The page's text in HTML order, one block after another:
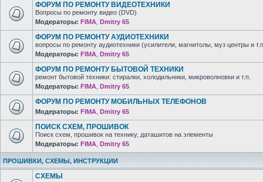
ФОРУМ ПО РЕМОНТУ ВИДЕОТЕХНИКИ
Вопросы по ремонту видео (DVD)
Модераторы: FIMA Dmitry 65
ФОРУМ ПО РЕМОНТУ АУДИОТЕХНИКИ
вопросы по ремонту аудиотехники (усилители, магнитолы, муз центры и
Модераторы: FIMA Dmitry 65
ФОРУМ ПО РЕМОНТУ БЫТОВОЙ ТЕХНИКИ
ремонт бытовой техники: стиралки, холодильники, микроволновки и т.п.
Модераторы: FIMA Dmitry 65
ФОРУМ ПО РЕМОНТУ МОБИЛЬНЫХ ТЕЛЕФОНОВ
Модераторы: FIMA Dmitry 65
ПОИСК СХЕМ, ПРОШИВОК
Поиск схем, прошивок на технику, даташитов на элементы
Модераторы: FIMA Dmitry 65
ПРОШИВКИ, СХЕМЫ, ИНСТРУКЦИИ
СХЕМЫ